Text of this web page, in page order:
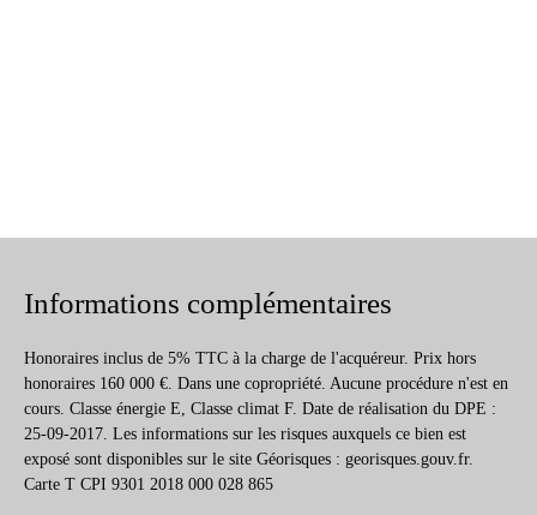
Informations complémentaires
Honoraires inclus de 5% TTC à la charge de l'acquéreur. Prix hors
honoraires 160 000 €. Dans une copropriété. Aucune procédure n'est en
cours. Classe énergie E, Classe climat F. Date de réalisation du DPE :
25-09-2017. Les informations sur les risques auxquels ce bien est
exposé sont disponibles sur le site Géorisques : georisques.gouv.fr.
Carte T CPI 9301 2018 000 028 865